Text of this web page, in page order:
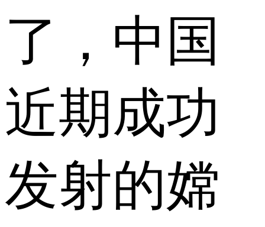
了，中国
近期成功
发射的嫦